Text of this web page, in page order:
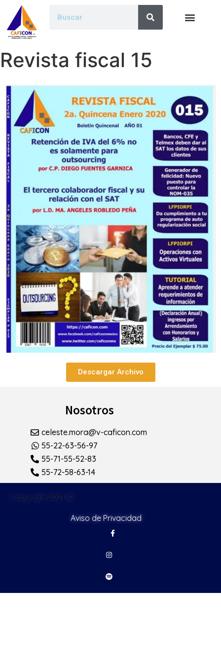
Revista fiscal 15
Descargar Archivo
Nosotros
celeste.mora@v-caficon.com
55-22-63-56-97
55-71-55-52-83
55-72-58-63-14
Copyright 2021 ©
Aviso de Privacidad